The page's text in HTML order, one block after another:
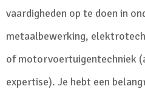
vaardigheden op te doen in
metaalbewerking,
of motorvoertuigentechniek
expertise). Je hebt een